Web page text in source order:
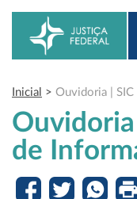
Inicial > Ouvidoria | SIC
Ouvidoria
de